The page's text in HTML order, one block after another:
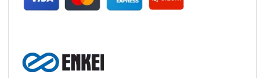
NEGRO